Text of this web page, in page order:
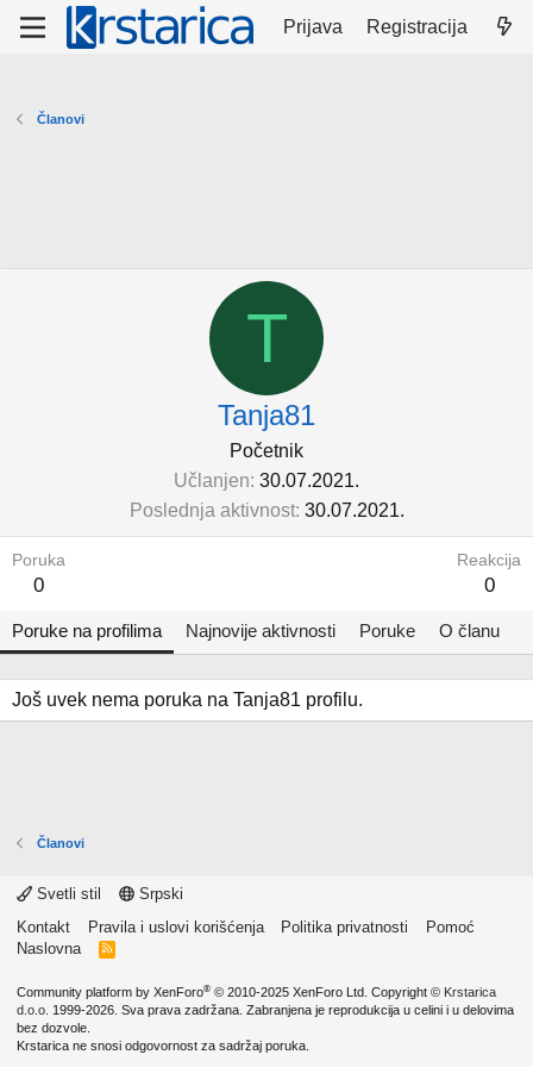
Prijava Registracija
Članovi
T
Tanja81
Početnik
Učlanjen 30.07.2021.
Poslednja aktivnost 30.07.2021.
Poruka
0
Reakcija
0
Poruke na profilima Najnovije aktivnosti Poruke O članu
Još uvek nema poruka na Tanja81 profilu.
Članovi
Svetli stil
Srpski
Kontakt
Pravila i uslovi korišćenja Politika privatnosti
Pomoć
Naslovna
R
Community platform by XenForo® © 2010-2025 XenForo Ltd. Copyright © Krstarica
d.o.o. 1999-2026. Sva prava zadržana. Zabranjena je reprodukcija u celini i u delovima
bez dozvole.
Krstarica ne snosi odgovornost za sadržaj poruka.